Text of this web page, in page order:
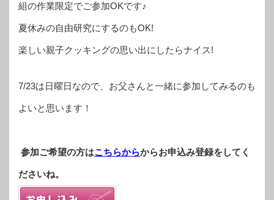
組の作業限定でご参加OKです♪
夏休みの自由研究にするのもOK!
楽しい親子クッキングの思い出にしたらナイス!
7/23は日曜日なので、お父さんと一緒に参加してみるのも
よいと思います！
参加ご希望の方はこちらからからお申込み登録をしてく
ださいね。